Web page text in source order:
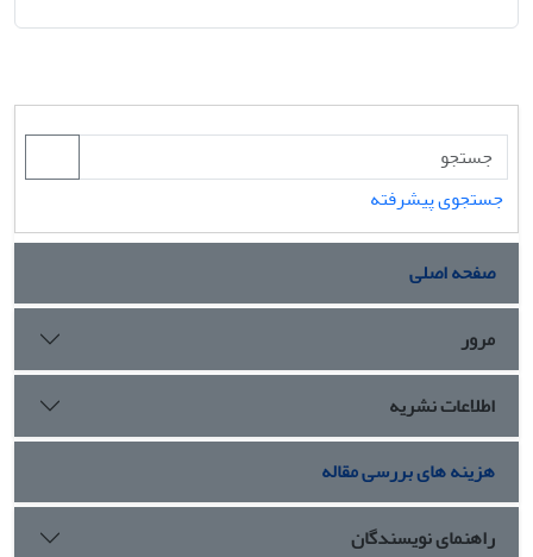
جستجوی پیشرفته
صفحه اصلی
مرور
اطلاعات نشریه
هزینه های بررسی مقاله
راهنمای نویسندگان